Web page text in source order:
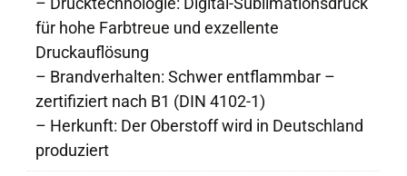
für hohe Farbtreue und exzellente
Druckauflösung
– Brandverhalten: Schwer entflammbar –
zertifiziert nach B1 (DIN 4102-1)
– Herkunft: Der Oberstoff wird in Deutschland
produziert